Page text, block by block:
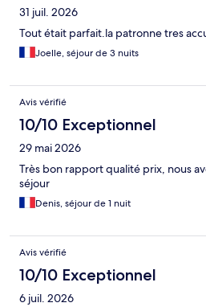
31 juil. 2026
Tout était parfait.la patronne tres
Joelle, séjour de 3 nuits
Avis vérifié
10/10 Exceptionnel
29 mai 2026
Très bon rapport qualité prix, nous
séjour
Denis, séjour de 1 nuit
Avis vérifié
10/10 Exceptionnel
6 juil. 2026